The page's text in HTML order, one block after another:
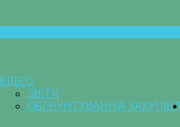
ВІДЕО
ЗВІТИ
ОБГРУНТУВАННЯ ЗАКУПІВЛІ